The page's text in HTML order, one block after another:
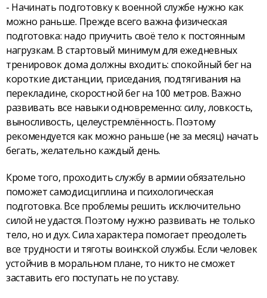
- Начинать подготовку к военной службе нужно как
можно раньше. Прежде всего важна физическая
подготовка: надо приучить своё тело к постоянным
нагрузкам. В стартовый минимум для ежедневных
тренировок дома должны входить: спокойный бег на
короткие дистанции, приседания, подтягивания на
перекладине, скоростной бег на 100 метров. Важно
развивать все навыки одновременно: силу, ловкость,
выносливость, целеустремлённость. Поэтому
рекомендуется как можно раньше (не за месяц) начать
бегать, желательно каждый день.
Кроме того, проходить службу в армии обязательно
поможет самодисциплина и психологическая
подготовка. Все проблемы решить исключительно
силой не удастся. Поэтому нужно развивать не только
тело, но и дух. Сила характера помогает преодолеть
все трудности и тяготы воинской службы. Если человек
устойчив в моральном плане, то никто не сможет
заставить его поступать не по уставу.